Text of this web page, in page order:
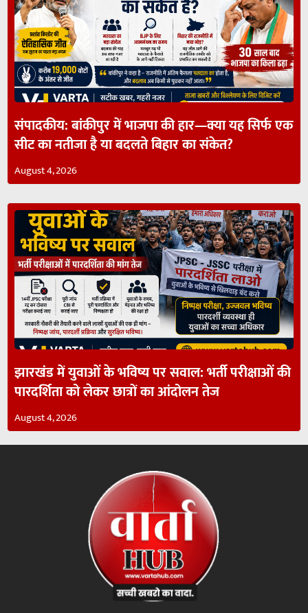
संपादकीय: बांकीपुर में भाजपा की हार—क्या यह सिर्फ एक
सीट का नतीजा है या बदलते बिहार का संकेत?
August 4, 2026
झारखंड में युवाओं के भविष्य पर सवाल: भर्ती परीक्षाओं की
पारदर्शिता को लेकर छात्रों का आंदोलन तेज
August 4, 2026